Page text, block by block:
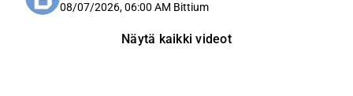
08/07/2026, 06:00 AM Bittium
Näytä kaikki videot